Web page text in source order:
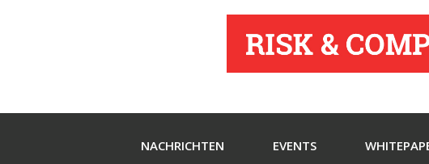
NACHRICHTEN EVENTS